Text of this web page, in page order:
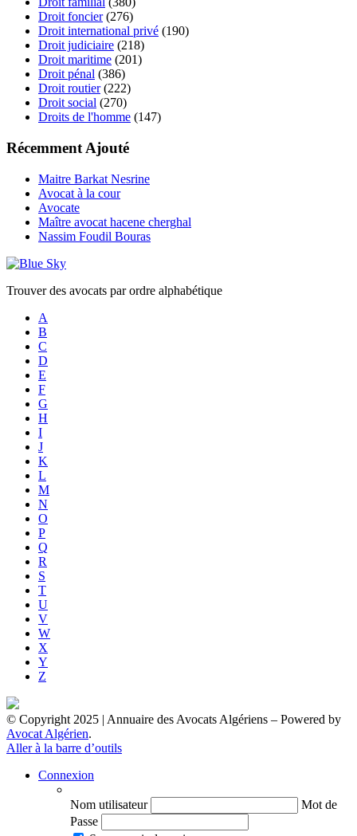
Droit foncier(276)
Droit international privé (190)
Droit judiciaire (218)
Droit maritime (201)
Droit pénal (386)
Droit routier(222)
Droit social (270)
Droits de l'homme (147)
Récemment Ajouté
Maitre Barkat Nesrine
Avocat à la cour
Avocate
Maître avocat hacene cherghal
Nassim Foudil Bouras
Trouver des avocats par ordre alphabétique
A
B
C
D
E
F
G
H
I
J
K
L
M
N
O
P
Q
R
S
T
U
V
W
X
Y
Z
© Copyright 2025 | Annuaire des Avocats Algériens – Powered by
Avocat Algérien.
Aller à la barre d’outils
Connexion
Nom utilisateur
Mot de
Passe